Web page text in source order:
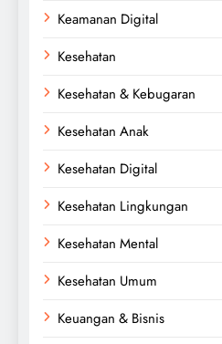
Keamanan Digital
Kesehatan
Kesehatan & Kebugaran
Kesehatan Anak
Kesehatan Digital
Kesehatan Lingkungan
Kesehatan Mental
Kesehatan Umum
Keuangan & Bisnis